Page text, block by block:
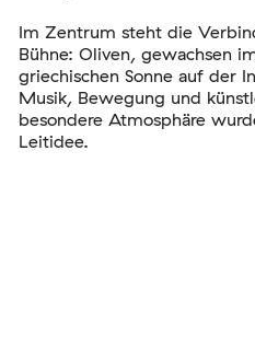
Im Zentrum steht die
Bühne: Oliven, gewachsen
griechischen Sonne auf der
Musik, Bewegung und
besondere Atmosphäre
Leitidee.